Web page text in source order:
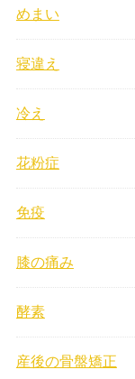
めまい
寝違え
冷え
花粉症
免疫
膝の痛み
酵素
産後の骨盤矯正